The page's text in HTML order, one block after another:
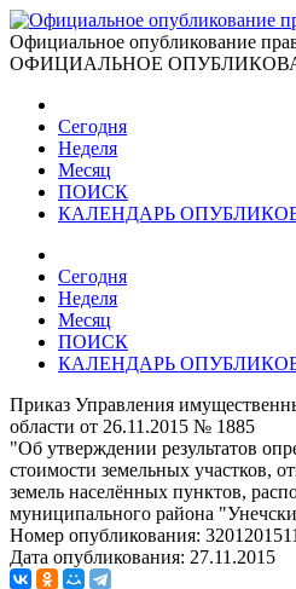
Официальное опубликование
ОФИЦИАЛЬНОЕ
Сегодня
Неделя
Месяц
ПОИСК
КАЛЕНДАРЬ
Сегодня
Неделя
Месяц
ПОИСК
КАЛЕНДАРЬ
Приказ Управления
области от 26.11.2015 № 1885
"Об утверждении результатов
стоимости земельных участков,
земель населённых пунктов,
муниципального района
Номер опубликования:
Дата опубликования: 27.11.2015